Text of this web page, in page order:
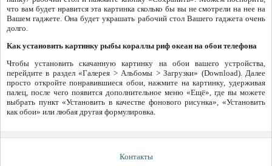
что вам будет нравится эта картинка сколько бы вы не смотрели на нее на
Вашем гаджете. Она будет украшать рабочий стол Вашего гаджета очень
долго.
Как установить картинку рыбы кораллы риф океан на обои телефона
Чтобы установить скачанную картинку на обои вашего устройства,
перейдите в раздел «Галерея > Альбомы > Загрузки» (Download). Далее
просто откройте понравившиеся обои, нажмите на картинку, удерживая
палец, после чего появится дополнительное меню «Ещё», где вы можете
выбрать пункт «Установить в качестве фонового рисунка», «Установить
как обои» или любая другая формулировка.
Контакты